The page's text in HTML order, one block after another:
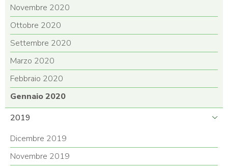
Novembre 2020
Ottobre 2020
Settembre 2020
Marzo 2020
Febbraio 2020
Gennaio 2020
2019
Dicembre 2019
Novembre 2019